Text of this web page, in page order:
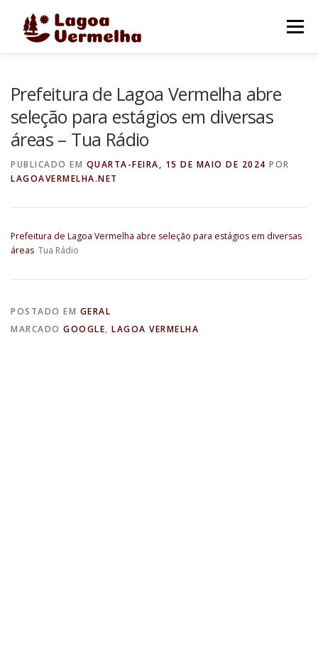
Menu
FALE CONOSCO
Prefeitura de Lagoa Vermelha abre
seleção para estágios em diversas
áreas – Tua Rádio
PUBLICADO EM QUARTA-FEIRA, 15 DE MAIO DE 2024 POR
LAGOAVERMELHA.NET
Prefeitura de Lagoa Vermelha abre seleção para estágios em diversas
áreas Tua Rádio
POSTADO EM GERAL
MARCADO GOOGLE, LAGOA VERMELHA